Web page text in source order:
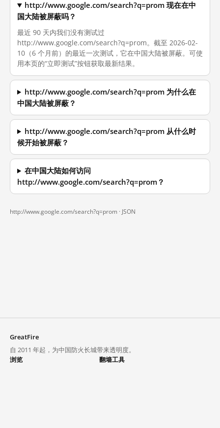
http://www.google.com/search?q=prom 现在在中
国大陆被屏蔽吗？
最近 90 天内我们没有测试过
http://www.google.com/search?q=prom。截至 2026-02-
10（6 个月前）的最近一次测试，它在中国大陆被屏蔽。可使
用本页的“立即测试”按钮获取最新结果。
http://www.google.com/search?q=prom 为什么在
中国大陆被屏蔽？
http://www.google.com/search?q=prom 从什么时
候开始被屏蔽？
在中国大陆如何访问
http://www.google.com/search?q=prom？
http://www.google.com/search?q=prom · JSON
GreatFire
自 2011 年起，为中国防火长城带来透明度。
浏览
翻墙工具